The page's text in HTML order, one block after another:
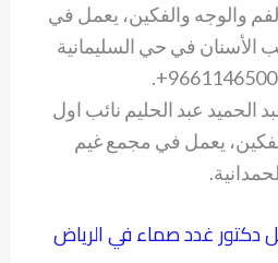
والوجه والفكين، يعمل في
الأسنان في حي السليمانية
الحميد عبد الحليم نائب اول
يعمل في مجمع غيم
دكتور غدد صماء في الرياض